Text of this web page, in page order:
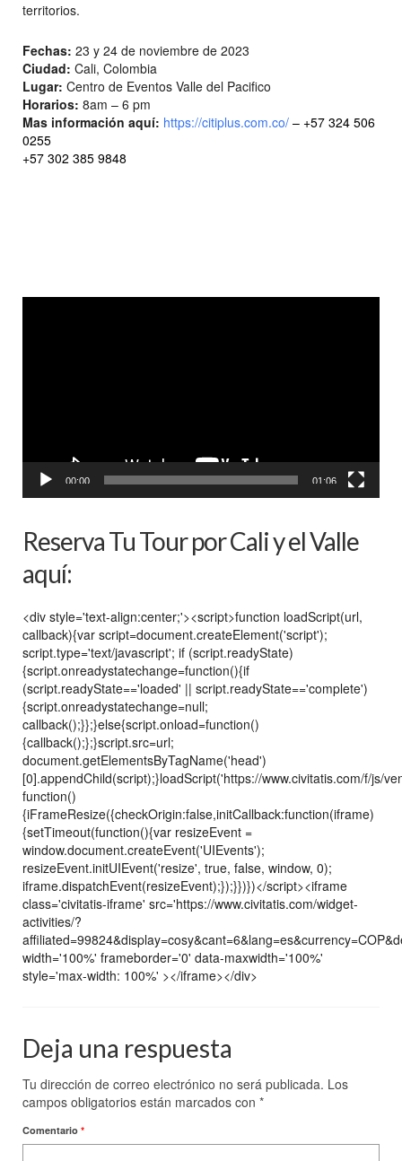
territorios.
Fechas: 23 y 24 de noviembre de 2023
Ciudad: Cali, Colombia
Lugar: Centro de Eventos Valle del Pacifico
Horarios: 8am – 6 pm
Mas información aquí: https://citiplus.com.co/ – +57 324 506
0255
+57 302 385 9848
00:00 01:06
Reserva Tu Tour por Cali y el Valle
aquí:
<div style='text-align:center;'><script>function loadScript(url,
callback){var script=document.createElement('script');
script.type='text/javascript'; if (script.readyState)
{script.onreadystatechange=function(){if
(script.readyState=='loaded' || script.readyState=='complete')
{script.onreadystatechange=null;
callback();}};}else{script.onload=function()
{callback();};}script.src=url;
document.getElementsByTagName('head')
[0].appendChild(script);}loadScript('https://www.civitatis.com/f/js/
function()
{iFrameResize({checkOrigin:false,initCallback:function(iframe)
{setTimeout(function(){var resizeEvent =
window.document.createEvent('UIEvents');
resizeEvent.initUIEvent('resize', true, false, window, 0);
iframe.dispatchEvent(resizeEvent);});}})})</script><iframe
class='civitatis-iframe' src='https://www.civitatis.com/widget-
activities/?
width='100%' frameborder='0' data-maxwidth='100%'
style='max-width: 100%' ></iframe></div>
Deja una respuesta
Tu dirección de correo electrónico no será publicada. Los
campos obligatorios están marcados con *
Comentario *